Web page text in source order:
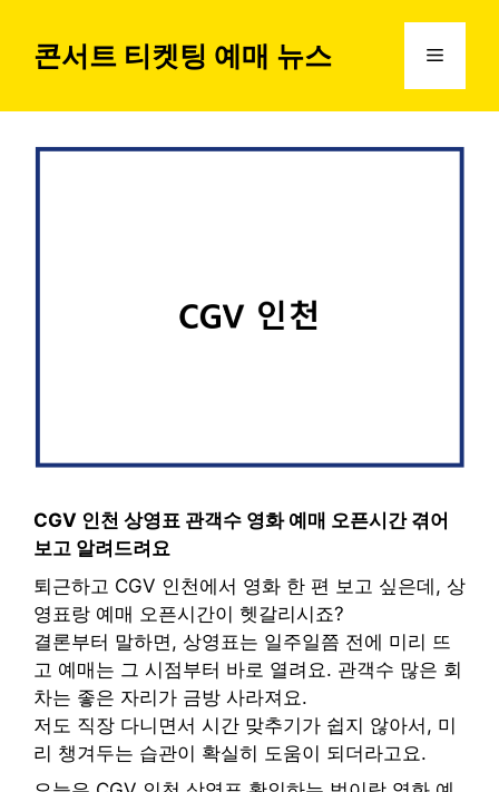
콘서트 티켓팅 예매 뉴스 메
CGV 인천 상영표 관객수 영화 예매 오픈시간 겪어
보고 알려드려요
퇴근하고 CGV 인천에서 영화 한 편 보고 싶은데, 상
영표랑 예매 오픈시간이 헷갈리시죠?
결론부터 말하면, 상영표는 일주일쯤 전에 미리 뜨
고 예매는 그 시점부터 바로 열려요. 관객수 많은 회
차는 좋은 자리가 금방 사라져요.
저도 직장 다니면서 시간 맞추기가 쉽지 않아서, 미
리 챙겨두는 습관이 확실히 도움이 되더라고요.